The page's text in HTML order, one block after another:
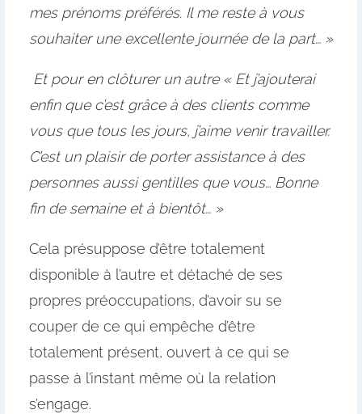
mes prénoms préférés. Il me reste à vous
souhaiter une excellente journée de la part… »
Et pour en clôturer un autre « Et j’ajouterai
enfin que c’est grâce à des clients comme
vous que tous les jours, j’aime venir travailler.
C’est un plaisir de porter assistance à des
personnes aussi gentilles que vous… Bonne
fin de semaine et à bientôt… »
Cela présuppose d’être totalement
disponible à l’autre et détaché de ses
propres préoccupations, d’avoir su se
couper de ce qui empêche d’être
totalement présent, ouvert à ce qui se
passe à l’instant même où la relation
s’engage.